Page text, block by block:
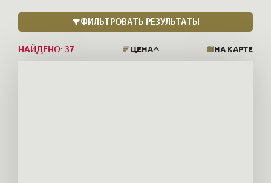
НАЙДЕНО: 37 ЦЕНА НА КАРТЕ